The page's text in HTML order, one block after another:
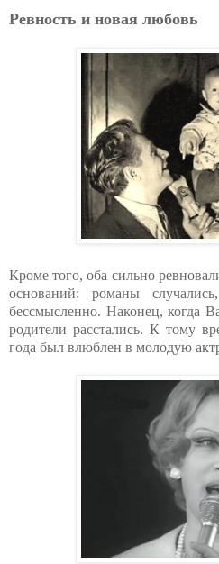
Ревность и новая любовь
Кроме того, оба сильно
оснований: романы
бессмысленно. Наконец, когда
родители расстались. К тому
года был влюблен в молодую